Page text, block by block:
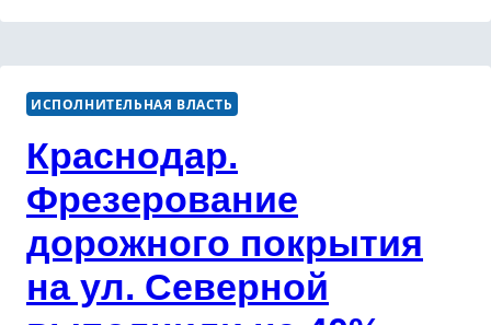
ИСПОЛНИТЕЛЬНАЯ ВЛАСТЬ
Краснодар.
Фрезерование
дорожного покрытия
на ул. Северной